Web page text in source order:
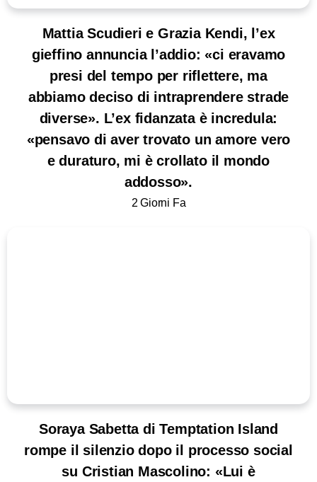
Mattia Scudieri e Grazia Kendi, l’ex
gieffino annuncia l’addio: «ci eravamo
presi del tempo per riflettere, ma
abbiamo deciso di intraprendere strade
diverse». L’ex fidanzata è incredula:
«pensavo di aver trovato un amore vero
e duraturo, mi è crollato il mondo
addosso».
2 Giorni Fa
Soraya Sabetta di Temptation Island
rompe il silenzio dopo il processo social
su Cristian Mascolino: «Lui è